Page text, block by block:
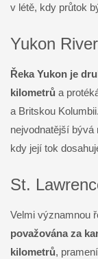
v létě, kdy průtok
Yukon River
Řeka Yukon je
kilometrů a
a Britskou
nejvodnatější bývá
kdy její tok
St.
Velmi významnou
považována za
kilometrů,